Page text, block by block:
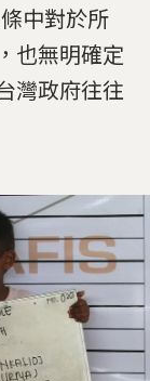
中對於所
也無明確定
灣政府往往